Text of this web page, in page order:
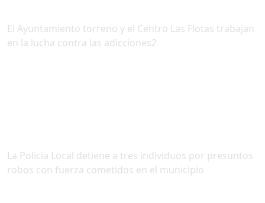
El Ayuntamiento torreno y el Centro Las Flotas trabajan
en la lucha contra las adicciones2
La Policia Local detiene a tres individuos por presuntos
robos con fuerza cometidos en el municipio